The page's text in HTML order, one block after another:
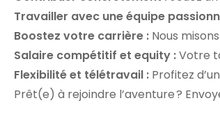
Travailler avec une équipe
Boostez votre carrière : Nous
Salaire compétitif et equity :Votre
Flexibilité et télétravail : Profitez
Prêt(e) à rejoindre l’aventure ?